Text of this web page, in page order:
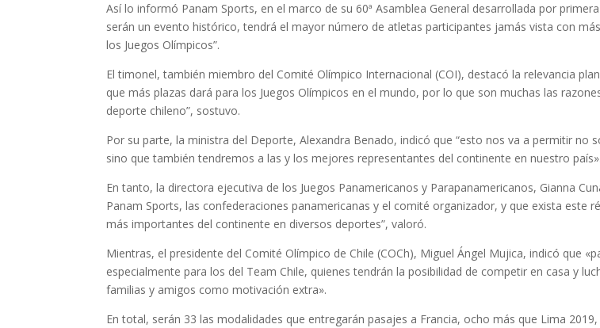
Así lo informó Panam Sports, en el marco de su 60ª Asamblea General desarrollada por
serán un evento histórico, tendrá el mayor número de atletas participantes jamás vista con
los Juegos Olímpicos”.
El timonel, también miembro del Comité Olímpico Internacional (COI), destacó la relevancia
que más plazas dará para los Juegos Olímpicos en el mundo, por lo que son muchas las
deporte chileno”, sostuvo.
Por su parte, la ministra del Deporte, Alexandra Benado, indicó que “esto nos va a permitir
sino que también tendremos a las y los mejores representantes del continente en nuestro país».
En tanto, la directora ejecutiva de los Juegos Panamericanos y Parapanamericanos, Gianna
Panam Sports, las confederaciones panamericanas y el comité organizador, y que exista este
más importantes del continente en diversos deportes”, valoró.
Mientras, el presidente del Comité Olímpico de Chile (COCh), Miguel Ángel Mujica, indicó que
especialmente para los del Team Chile, quienes tendrán la posibilidad de competir en casa y
familias y amigos como motivación extra».
En total, serán 33 las modalidades que entregarán pasajes a Francia, ocho más que Lima